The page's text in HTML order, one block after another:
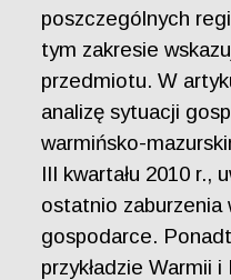
poszczególnych
tym zakresie
przedmiotu. W
analizę sytuacji
warmińsko-
III kwartału 2010 r.,
ostatnio zaburzenia
gospodarce.
przykładzie Warmii